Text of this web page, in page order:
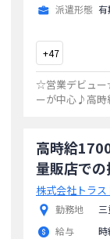
派遣形態
+47
☆営業デビュー
ーが中心♪高
高時給
量販店で
株式会社トラ
勤務地
給与